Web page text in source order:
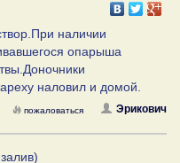
наличии
опарыша
наловил и домой.
Эрикович
пожаловаться